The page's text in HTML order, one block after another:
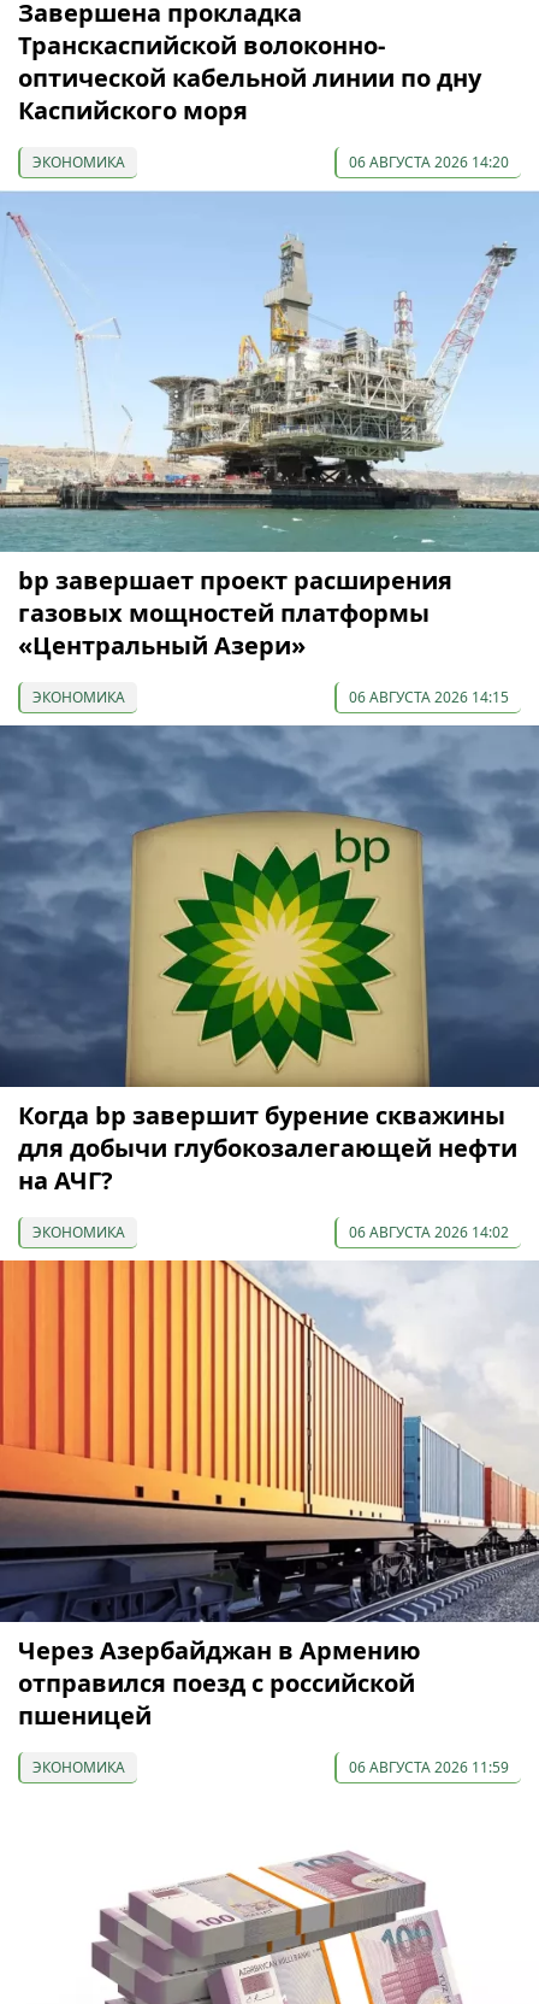
Завершена прокладка
Транскаспийской волоконно-
оптической кабельной линии по дну
Каспийского моря
ЭКОНОМИКА 06 АВГУСТА 2026 14:20
bp завершает проект расширения
газовых мощностей платформы
«Центральный Азери»
ЭКОНОМИКА 06 АВГУСТА 2026 14:15
Когда bp завершит бурение скважины
для добычи глубокозалегающей нефти
на АЧГ?
ЭКОНОМИКА 06 АВГУСТА 2026 14:02
Через Азербайджан в Армению
отправился поезд с российской
пшеницей
ЭКОНОМИКА 06 АВГУСТА 2026 11:59